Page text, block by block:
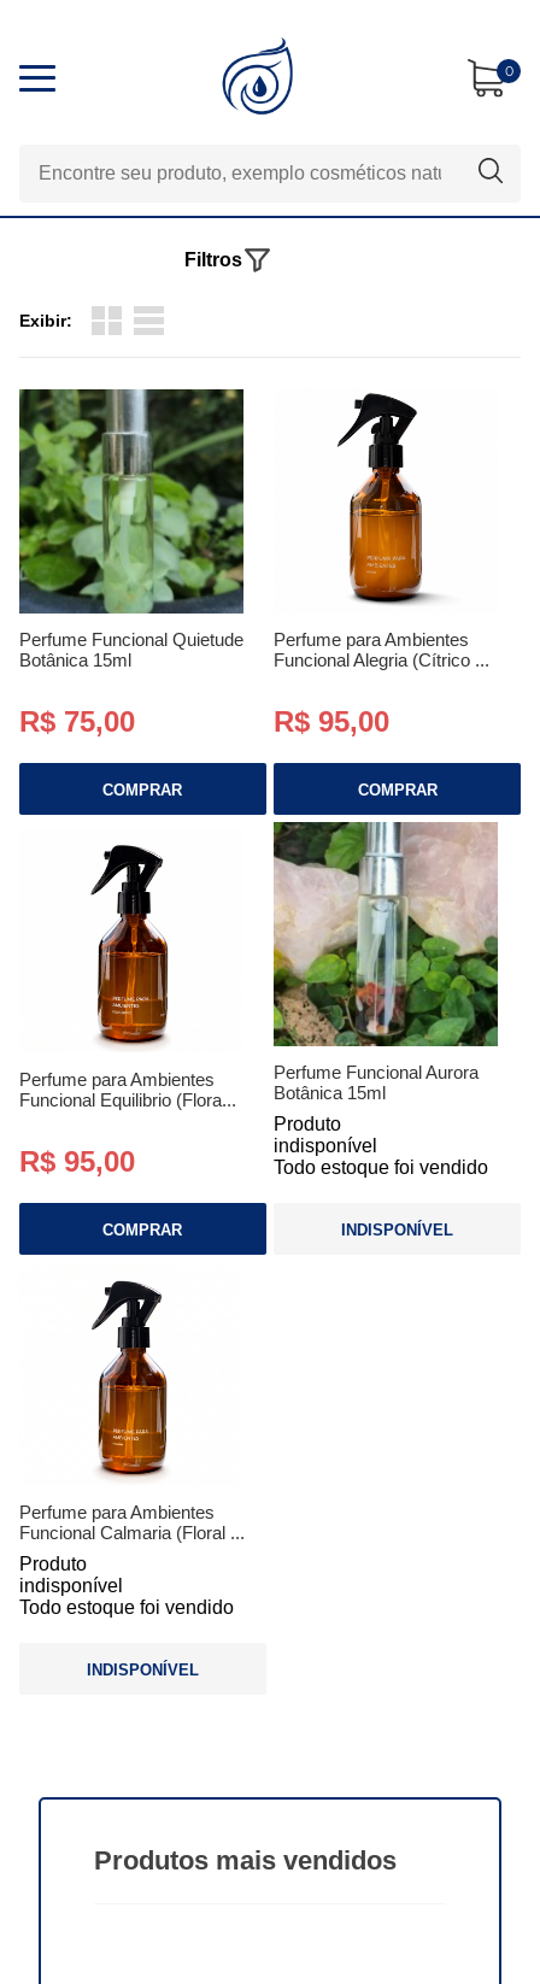
0
Exibir:
Filtros
Perfume Funcional Quietude
Botânica 15ml
R$ 75,00
COMPRAR
Perfume para Ambientes
Funcional Alegria (Cítrico ...
R$ 95,00
COMPRAR
Perfume para Ambientes
Funcional Equilibrio (Flora...
R$ 95,00
COMPRAR
Perfume Funcional Aurora
Botânica 15ml
Produto
indisponível
Todo estoque foi vendido
INDISPONÍVEL
Perfume para Ambientes
Funcional Calmaria (Floral ...
Produto
indisponível
Todo estoque foi vendido
INDISPONÍVEL
Produtos mais vendidos